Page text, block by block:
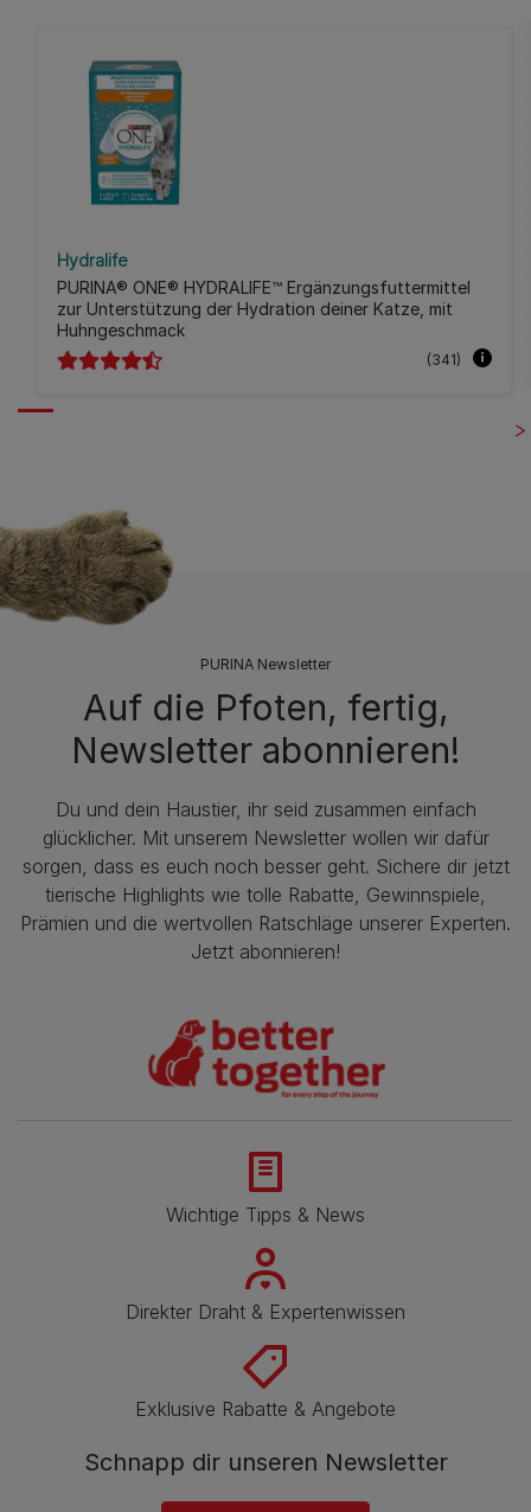
Hydralife
PURINA® ONE® HYDRALIFE™ Ergänzungsfuttermittel
zur Unterstützung der Hydration deiner Katze, mit
Huhngeschmack
(341)
PURINA Newsletter
Auf die Pfoten, fertig,
Newsletter abonnieren!
Du und dein Haustier, ihr seid zusammen einfach
glücklicher. Mit unserem Newsletter wollen wir dafür
sorgen, dass es euch noch besser geht. Sichere dir jetzt
tierische Highlights wie tolle Rabatte, Gewinnspiele,
Prämien und die wertvollen Ratschläge unserer Experten.
Jetzt abonnieren!
Wichtige Tipps & News
Direkter Draht & Expertenwissen
Exklusive Rabatte & Angebote
Schnapp dir unseren Newsletter